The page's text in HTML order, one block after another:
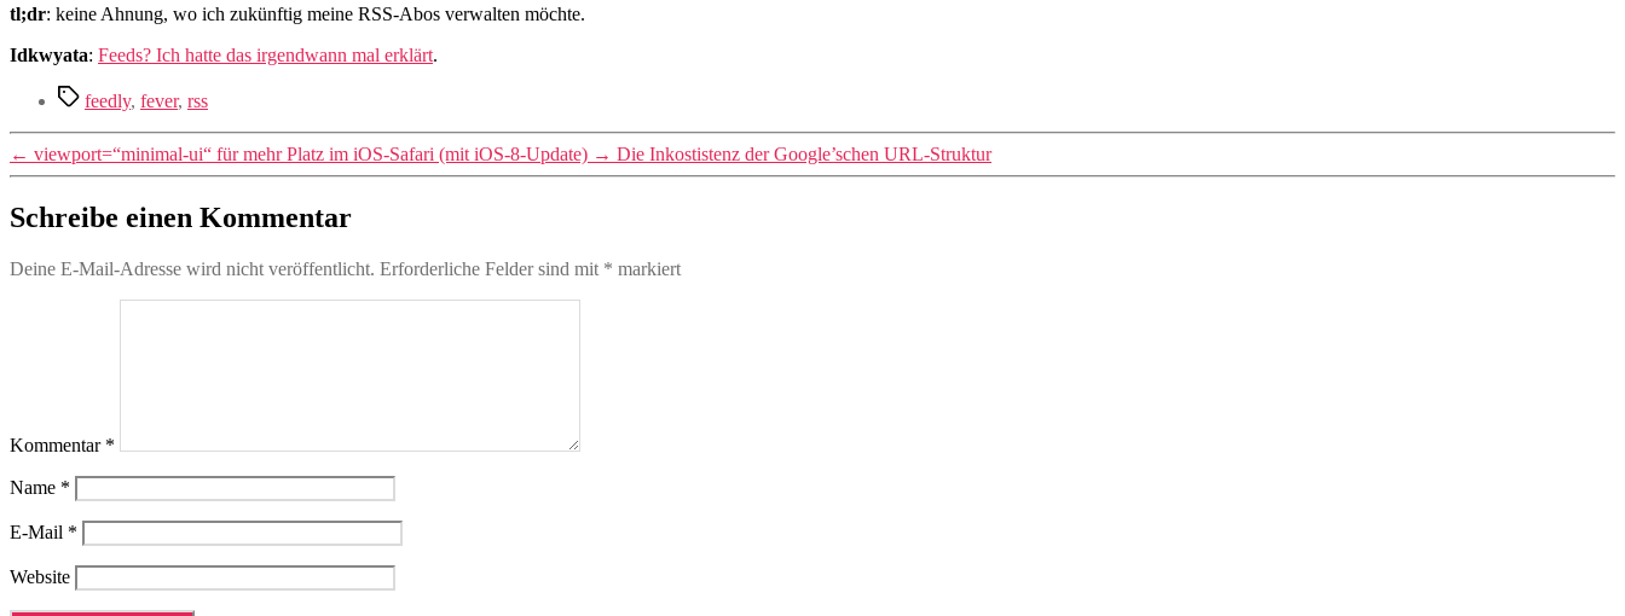
tl;dr: keine Ahnung, wo ich zukünftig meine RSS-Abos verwalten möchte.
Idkwyata: Feeds? Ich hatte das irgendwann mal erklärt.
Schlagwörter
feedly, fever, rss
← viewport=“minimal-ui“ für mehr Platz im iOS-Safari (mit iOS-8-Update) → Die Inkostistenz der Google’schen URL-Struktur
Schreibe einen Kommentar
Deine E-Mail-Adresse wird nicht veröffentlicht. Erforderliche Felder sind mit * markiert
Kommentar *
Name *
E-Mail *
Website